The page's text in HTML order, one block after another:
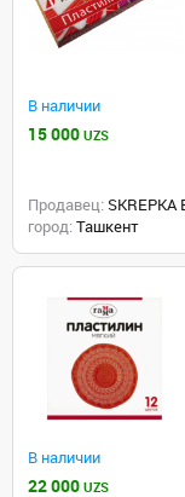
В наличии
15 000 UZS
Продавец: SKREPKA
город: Ташкент
В наличии
22 000 UZS